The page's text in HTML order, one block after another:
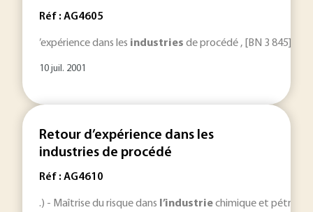
Réf : AG4605
’expérience dans les industries de procédé , [BN 3 845]
10 juil. 2001
Retour d’expérience dans les
industries de procédé
Réf : AG4610
.) - Maîtrise du risque dans l’industriechimique et